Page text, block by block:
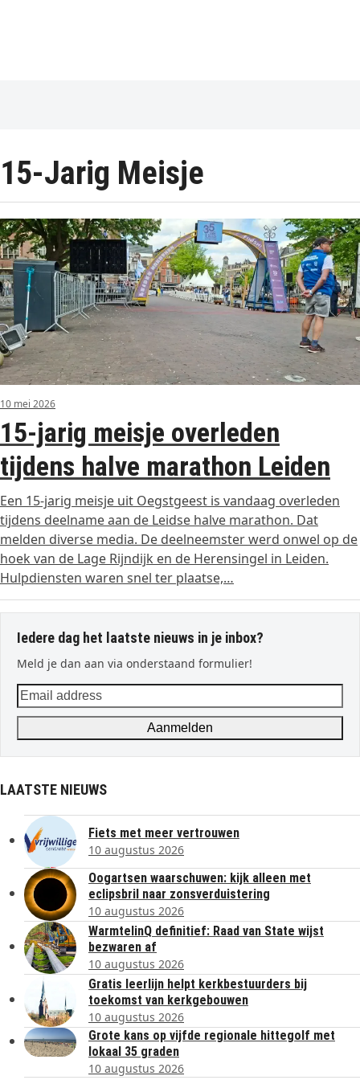
15-Jarig Meisje
10 mei 2026
15-jarig meisje overleden
tijdens halve marathon Leiden
Een 15-jarig meisje uit Oegstgeest is vandaag overleden
tijdens deelname aan de Leidse halve marathon. Dat
melden diverse media. De deelneemster werd onwel op de
hoek van de Lage Rijndijk en de Herensingel in Leiden.
Hulpdiensten waren snel ter plaatse,…
Iedere dag het laatste nieuws in je inbox?
Meld je dan aan via onderstaand formulier!
Email
address
Aanmelden
LAATSTE NIEUWS
Fiets met meer vertrouwen
10 augustus 2026
Oogartsen waarschuwen: kijk alleen met
eclipsbril naar zonsverduistering
10 augustus 2026
WarmtelinQ definitief: Raad van State wijst
bezwaren af
10 augustus 2026
Gratis leerlijn helpt kerkbestuurders bij
toekomst van kerkgebouwen
10 augustus 2026
Grote kans op vijfde regionale hittegolf met
lokaal 35 graden
10 augustus 2026